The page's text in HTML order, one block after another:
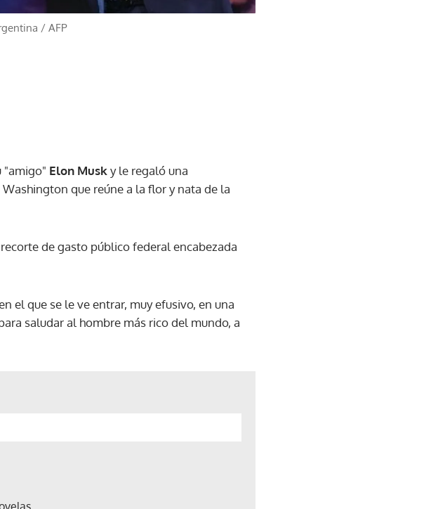
/ AFP
"amigo" Elon Musky le regaló una
que reúne a la flor y nata de la
de gasto público federal encabezada
el que se le ve entrar, muy efusivo, en una
saludar al hombre más rico del mundo, a